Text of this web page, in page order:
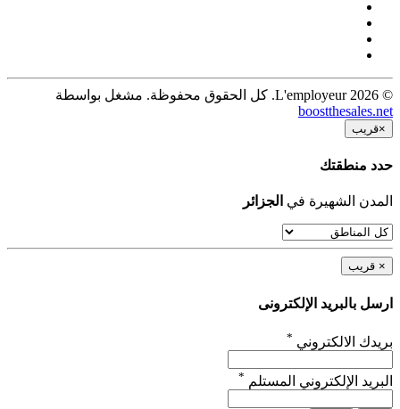
© 2026 L'employeur. كل الحقوق محفوظة. مشغل بواسطة
boostthesales.net
×قريب
حدد منطقتك
المدن الشهيرة في الجزائر
× قريب
ارسل بالبريد الإلكترونى
بريدك الالكتروني *
البريد الإلكتروني المستلم *